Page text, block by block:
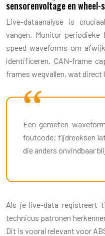
sensorenvoltage en
Live-dataanalyse is
vangen. Monitor periodieke
speed waveforms om
identificeren. CAN-frame
frames wegvallen, wat direct
Een gemeten
foutcode; tijdreeksen
die anders onvindbaar
Als je live-data registreert
technicus patronen
Dit is vooral relevant voor